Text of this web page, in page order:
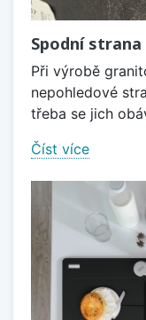
Spodní
Při výrobě
nepohledové
třeba se jich
Číst více